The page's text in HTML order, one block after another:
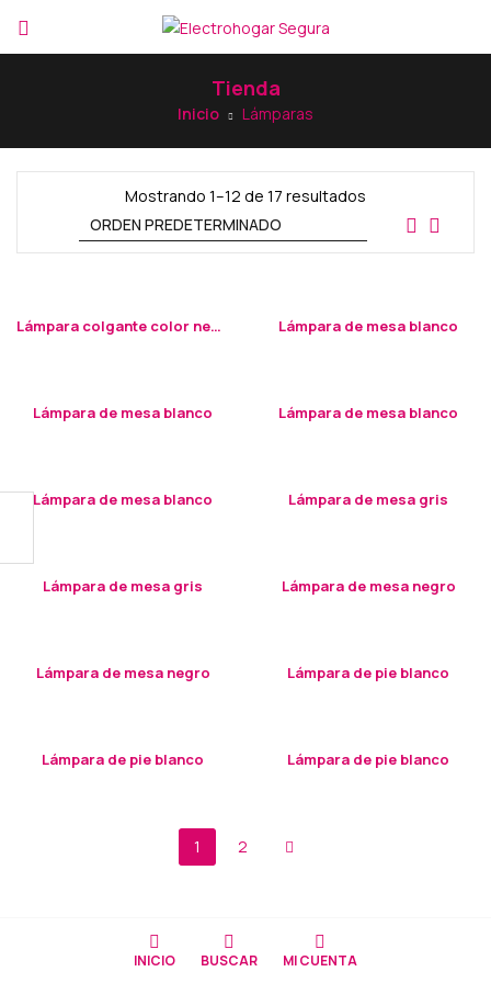
Tienda
Inicio Lámparas
Mostrando 1–12 de 17 resultados
Lámpara colgante color negro Lámpara de mesa blanco
Lámpara de mesa blanco Lámpara de mesa blanco
Lámpara de mesa blanco Lámpara de mesa gris
Lámpara de mesa gris Lámpara de mesa negro
Lámpara de mesa negro Lámpara de pie blanco
Lámpara de pie blanco Lámpara de pie blanco
1 2
INICIO BUSCAR MI CUENTA